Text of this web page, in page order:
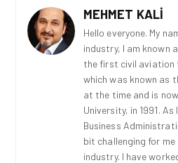
MEHMET KALI
Hello everyone. My
industry, I am known
the first civil aviation
which was known as
at the time and is
University, in 1991.
Business
bit challenging for
industry. I have